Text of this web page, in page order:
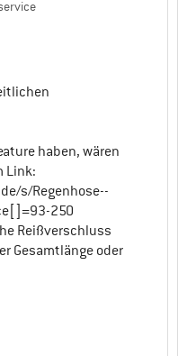
haben, wären
Link:
s/Regenhose--
250
Reißverschluss
Gesamtlänge oder